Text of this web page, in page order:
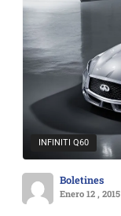
INFINITI Q60
Boletines
Enero 12 , 2015